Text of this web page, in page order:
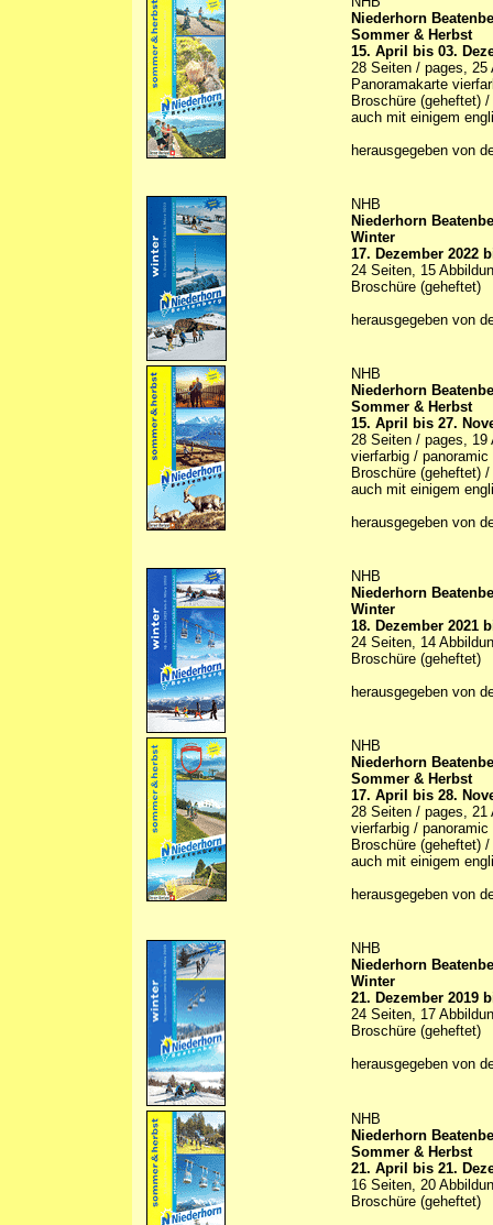
Niederhorn
Sommer & Herbst
15. April bis 03.
28 Seiten / pages, 25
Panoramakarte
Broschüre (geheftet)
auch mit einigem
herausgegeben von
NHB
Niederhorn
Winter
17. Dezember 2022
24 Seiten, 15
Broschüre (geheftet)
herausgegeben von
NHB
Niederhorn
Sommer & Herbst
15. April bis 27.
28 Seiten / pages, 19
vierfarbig /
Broschüre (geheftet)
auch mit einigem
herausgegeben von
NHB
Niederhorn
Winter
18. Dezember 2021
24 Seiten, 14
Broschüre (geheftet)
herausgegeben von
NHB
Niederhorn
Sommer & Herbst
17. April bis 28.
28 Seiten / pages, 21
vierfarbig /
Broschüre (geheftet)
auch mit einigem
herausgegeben von
NHB
Niederhorn
Winter
21. Dezember 2019
24 Seiten, 17
Broschüre (geheftet)
herausgegeben von
NHB
Niederhorn
Sommer & Herbst
21. April bis 21.
16 Seiten, 20
Broschüre (geheftet)